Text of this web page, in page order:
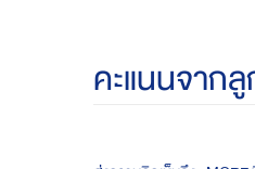
คะแนนจาก